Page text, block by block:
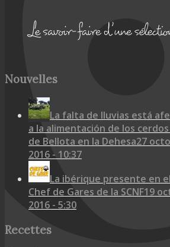
Nouvelles
La falta de lluvias está
a la alimentación de los
de Bellota en la Dehesa27
2016 - 10:37
La ibérique presente en
Chef de Gares de la SCNF19
2016 - 5:30
Recettes